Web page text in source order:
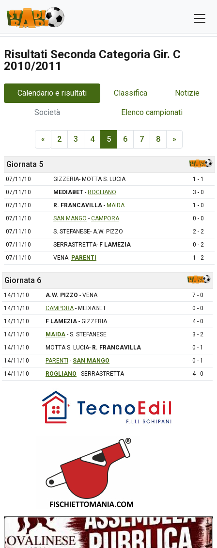
Risultati Seconda Categoria Gir. C
2010/2011
Calendario e risultati Classifica Notizie
Società Elenco campionati
« 2 3 4 5 6 7 8 »
Giornata 5
07/11/10 GIZZERIA- MOTTA S. LUCIA
1 - 1
07/11/10
MEDIABET - ROGLIANO
3 - 0
07/11/10
R. FRANCAVILLA - MAIDA
1 - 0
07/11/10
SAN MANGO - CAMPORA
0 - 0
07/11/10
S. STEFANESE- A.W. PIZZO
2 - 2
07/11/10
SERRASTRETTA- F LAMEZIA
0 - 2
07/11/10
VENA- PARENTI 1 - 2
Giornata 6
14/11/10 A.W. PIZZO - VENA
7 - 0
14/11/10
CAMPORA- MEDIABET
0 - 0
14/11/10
F LAMEZIA - GIZZERIA
4 - 0
14/11/10
MAIDA - S. STEFANESE
3 - 2
14/11/10
MOTTA S. LUCIA- R. FRANCAVILLA
0 - 1
14/11/10
PARENTI - SAN MANGO
0 - 1
14/11/10
ROGLIANO - SERRASTRETTA 4 - 0